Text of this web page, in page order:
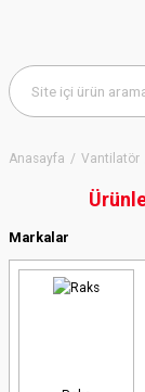
Anasayfa Vantilatör
Markalar